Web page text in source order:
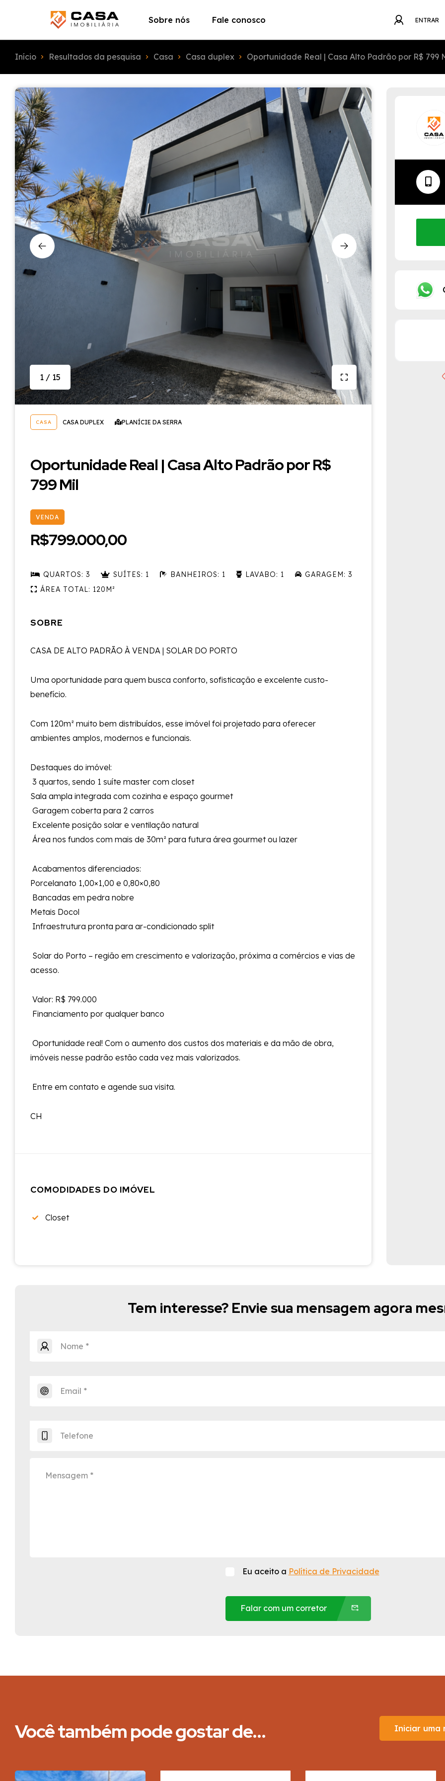
Sobre nós Fale conosco ENTRAR
Início Resultados da pesquisa Casa Casa duplex Oportunidade Real | Casa Alto Padrão por R$ 799
1 / 15
CASA CASA DUPLEX PLANÍCIE DA SERRA
Oportunidade Real | Casa Alto Padrão por R$
799 Mil
VENDA
R$799.000,00
QUARTOS: 3 SUÍTES: 1 BANHEIROS: 1 LAVABO: 1
GARAGEM: 3
ÁREA TOTAL: 120M²
SOBRE
CASA DE ALTO PADRÃO À VENDA | SOLAR DO PORTO
Uma oportunidade para quem busca conforto, sofisticação e excelente custo-
benefício.
Com 120m² muito bem distribuídos, esse imóvel foi projetado para oferecer
ambientes amplos, modernos e funcionais.
Destaques do imóvel:
3 quartos, sendo 1 suíte master com closet
Sala ampla integrada com cozinha e espaço gourmet
Garagem coberta para 2 carros
Excelente posição solar e ventilação natural
Área nos fundos com mais de 30m² para futura área gourmet ou lazer
Acabamentos diferenciados:
Porcelanato 1,00×1,00 e 0,80×0,80
Bancadas em pedra nobre
Metais Docol
Infraestrutura pronta para ar-condicionado split
Solar do Porto – região em crescimento e valorização, próxima a comércios e vias de
acesso.
Valor: R$ 799.000
Financiamento por qualquer banco
Oportunidade real! Com o aumento dos custos dos materiais e da mão de obra,
imóveis nesse padrão estão cada vez mais valorizados.
Entre em contato e agende sua visita.
CH
COMODIDADES DO IMÓVEL
Closet
Tem interesse? Envie sua mensagem agora
Eu aceito a Política de Privacidade
Falar com um corretor
Você também pode gostar de... Iniciar uma